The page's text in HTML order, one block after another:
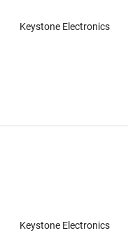
Keystone Electronics
Keystone Electronics